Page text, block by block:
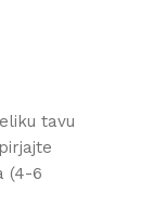
tavu
(4-6